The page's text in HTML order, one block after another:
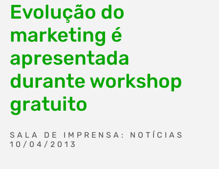
Evolução do
marketing é
apresentada
durante workshop
gratuito
SALA DE IMPRENSA: NOTÍCIAS
10/04/2013